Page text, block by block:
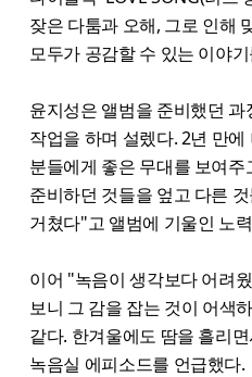
잦은 다툼과 오해, 그로 인해
모두가 공감할 수 있는 이야
윤지성은 앨범을 준비했던
작업을 하며 설렜다. 2년 만
분들에게 좋은 무대를 보여
준비하던 것들을 엎고 다른
거쳤다"고 앨범에 기울인 노
이어 "녹음이 생각보다 어려
보니 그 감을 잡는 것이 어색
같다. 한겨울에도 땀을 흘리
녹음실 에피소드를 언급했다.